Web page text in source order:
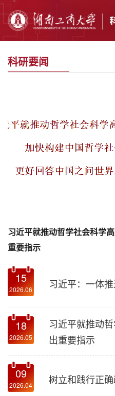
科研要闻
习近平就推动哲学社会科学
重要指示
15
2026.06 习近平：一体
18
2026.05
习近平就推动
出重要指示
09
2026.04 树立和践行正